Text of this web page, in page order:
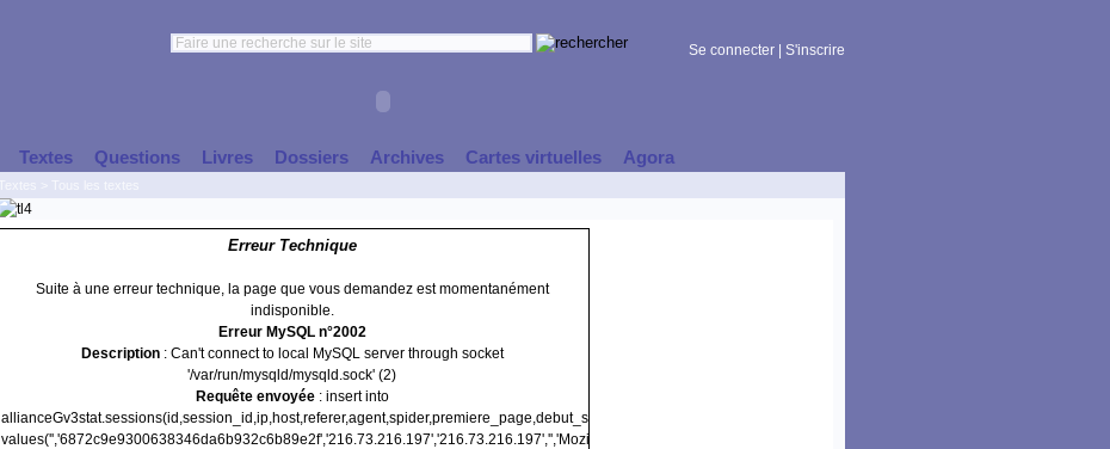
Se connecter S'inscrire
Textes Questions Livres Dossiers Archives Cartes virtuelles Agora
Erreur Technique
Suite à une erreur technique, la page que vous demandez est momentanément
indisponible.
Erreur MySQL n°2002
Description: Can't connect to local MySQL server through socket
'/var/run/mysqld/mysqld.sock' (2)
Requête envoyée: insert into
allianceGv3stat.sessions(id,session_id,ip,host,referer,agent,spider,premiere_page,debut_session)
values('','6872c9e9300638346da6b932c6b89e2f','216.73.216.197','216.73.216.197','','Mozilla/5.0